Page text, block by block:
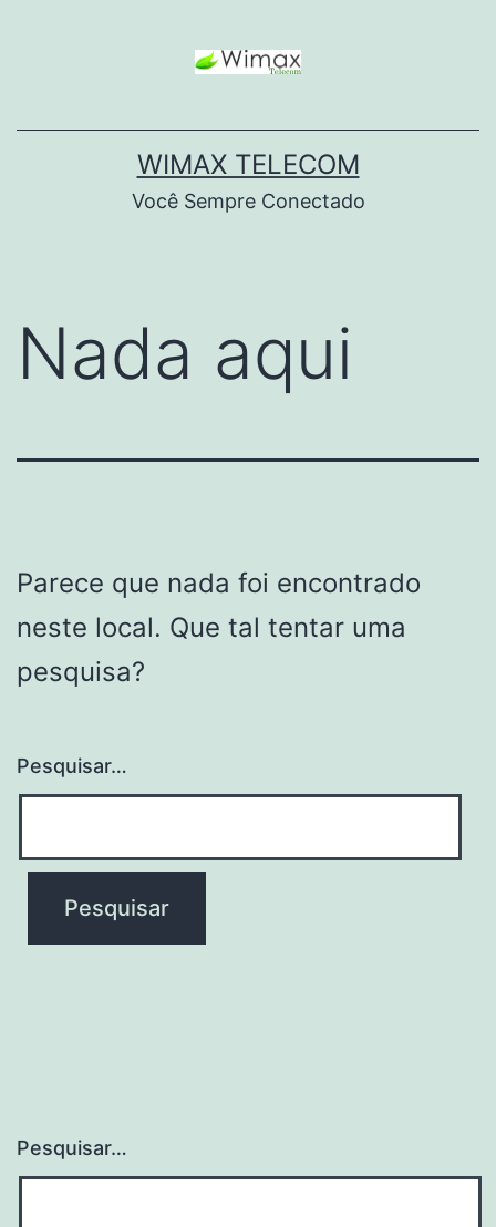
WIMAX TELECOM
Você Sempre Conectado
Nada aqui
Parece que nada foi encontrado
neste local. Que tal tentar uma
pesquisa?
Pesquisar…
Pesquisar…